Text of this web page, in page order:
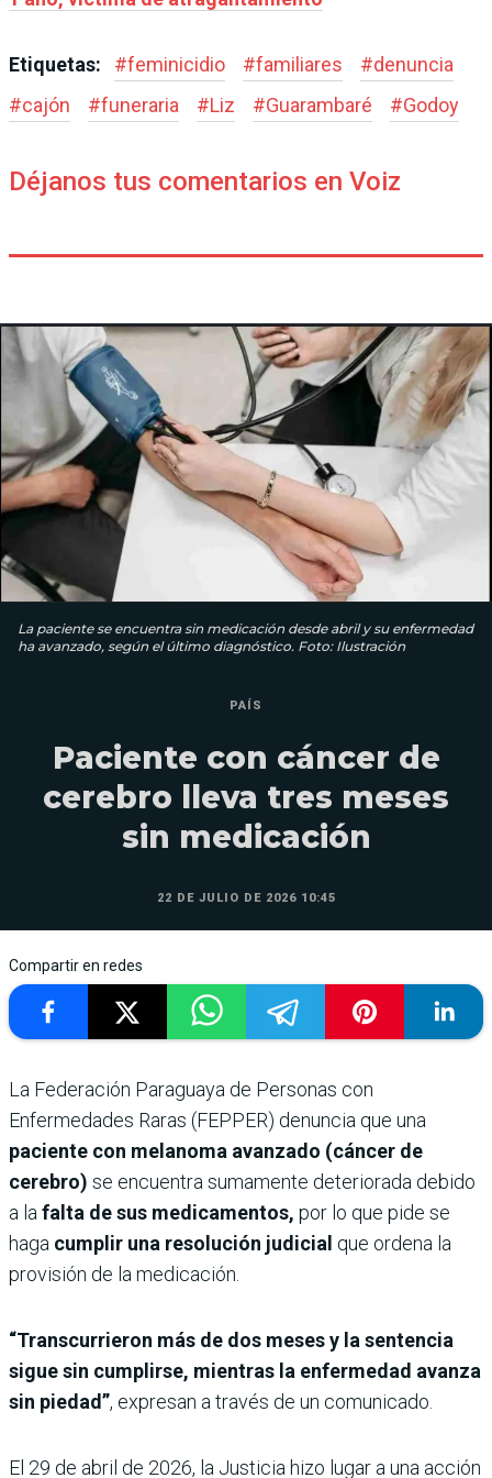
Etiquetas: #feminicidio #familiares #denuncia
#cajón #funeraria #Liz #Guarambaré #Godoy
Déjanos tus comentarios en Voiz
La paciente se encuentra sin medicación desde abril y su enfermedad
ha avanzado, según el último diagnóstico. Foto: Ilustración
PAÍS
Paciente con cáncer de
cerebro lleva tres meses
sin medicación
22 DE JULIO DE 2026 10:45
Compartir en redes
La Federación Paraguaya de Personas con
Enfermedades Raras (FEPPER) denuncia que una
paciente con melanoma avanzado (cáncer de
cerebro) se encuentra sumamente deteriorada debido
a la falta de sus medicamentos, por lo que pide se
haga cumplir una resolución judicial que ordena la
provisión de la medicación.
“Transcurrieron más de dos meses y la sentencia
sigue sin cumplirse, mientras la enfermedad avanza
sin piedad”, expresan a través de un comunicado.
El 29 de abril de 2026, la Justicia hizo lugar a una acción